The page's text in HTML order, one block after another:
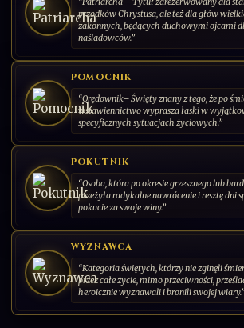
"Dał Pan i zabrał Pan.
SERIA: ŚWIĘCI
“Patriarcha – Tytuł zarezerwowany dla
przodków Chrystusa, ale też dla głów
zakonnych, będących duchowymi ojcami
naśladowców.”
POMOCNIK
“Orędownik– Święty znany z tego, że po
wstawiennictwo wyprasza łaski w
specyficznych sytuacjach życiowych.”
POKUTNIK
“Osoba, która po okresie grzesznego lub
przeżyła radykalne nawrócenie i resztę dni
pokucie za swoje winy.”
WYZNAWCA
“Kategoria świętych, którzy nie zginęli
przez całe życie, mimo przeciwności,
heroicznie wyznawali i bronili swojej wiary.”